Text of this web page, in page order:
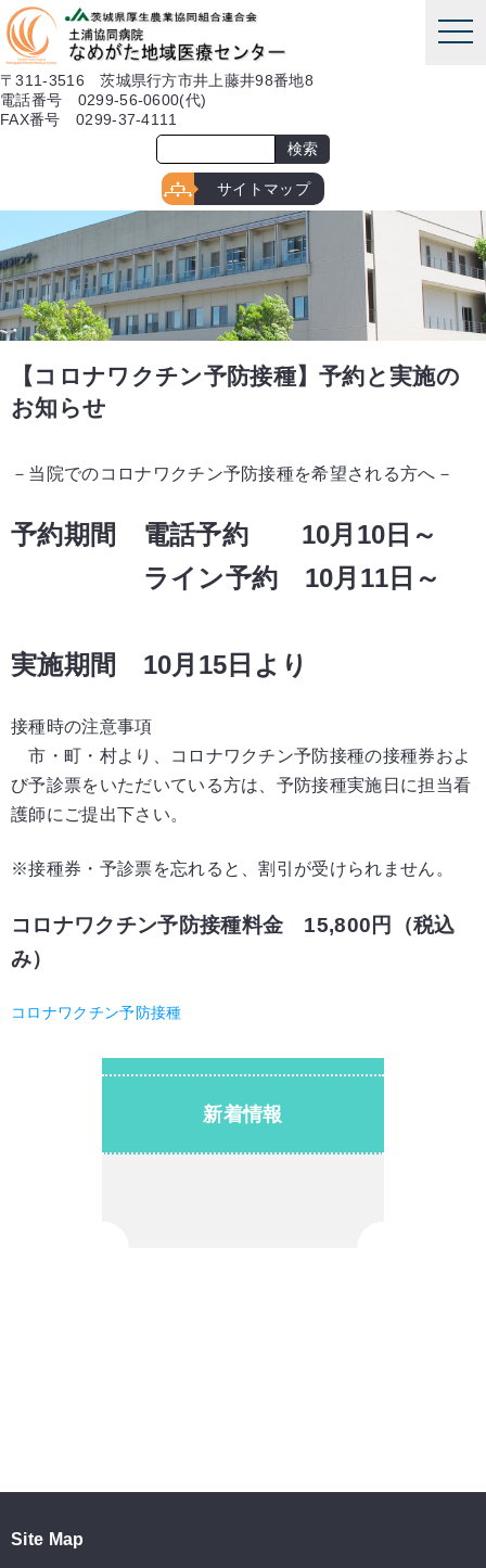
本文へ
〒311-3516 茨城県行方市井上藤井98番地8
電話番号 0299-56-0600(代)
FAX番号 0299-37-4111
サイトマップ
【コロナワクチン予防接種】予約と実施の
お知らせ
－当院でのコロナワクチン予防接種を希望される方へ－
予約期間 電話予約 10月 10 日～
ライン予約 10月 11 日～
実施期間 10月 15 日より
接種時の注意事項
市・町・村より、コロナワクチン予防接種の接種券およ
び予診票をいただいている方は、予防接種実施日に担当看
護師にご提出下さい。
※接種券・予診票を忘れると、割引が受けられません。
コロナワクチン予防接種料金 15,800 円（税込
み）
コロナワクチン予防接種
新着情報
Site Map